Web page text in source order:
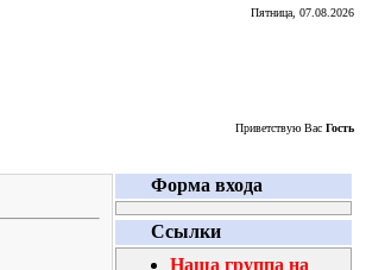
Пятница, 07.08.2026
Приветствую Вас Гость
Форма входа
Ссылки
Наша группа на